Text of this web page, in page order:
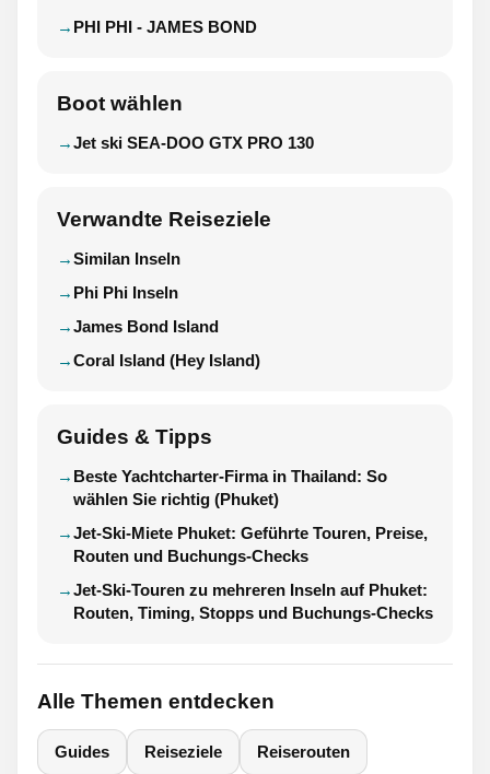
PHI PHI - JAMES BOND
Boot wählen
Jet ski SEA-DOO GTX PRO 130
Verwandte Reiseziele
Similan Inseln
Phi Phi Inseln
James Bond Island
Coral Island (Hey Island)
Guides & Tipps
Beste Yachtcharter-Firma in Thailand: So
wählen Sie richtig (Phuket)
Jet-Ski-Miete Phuket: Geführte Touren, Preise,
Routen und Buchungs-Checks
Jet-Ski-Touren zu mehreren Inseln auf Phuket:
Routen, Timing, Stopps und Buchungs-Checks
Alle Themen entdecken
Guides Reiseziele Reiserouten